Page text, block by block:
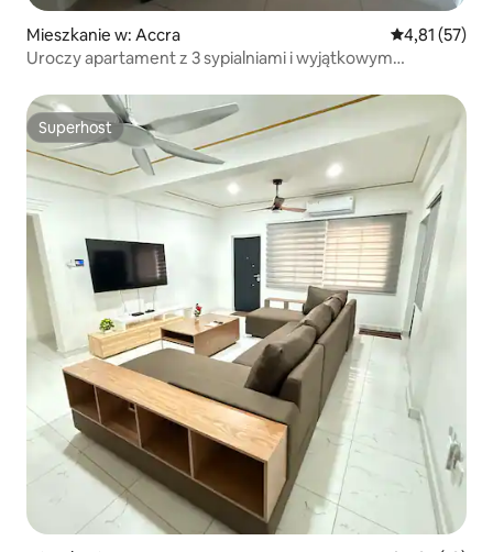
Mieszkanie w: Accra Średnia
4,81 (57)
Uroczy apartament z 3 sypialniami i wyjątkowym
Superhost
Superhost